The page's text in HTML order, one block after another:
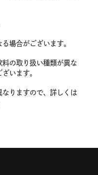
場合がございます。
の取り扱い種類が異な
います。
りますので、詳しくは